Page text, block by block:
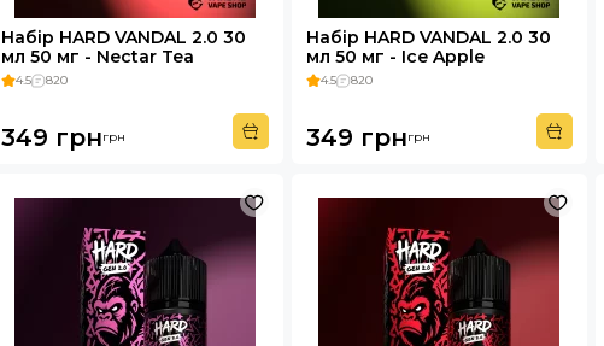
Набір HARD VANDAL 2.0 30
мл 50 мг - Nectar Tea
4.5 820
349 грнгрн
Набір HARD VANDAL 2.0 30
мл 50 мг - Ice Apple
4.5 820
349 грнгрн